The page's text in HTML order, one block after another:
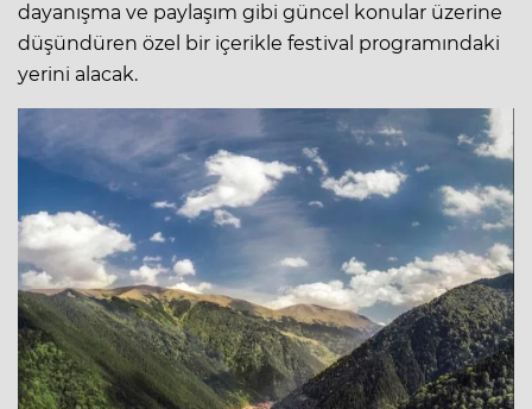
dayanışma ve paylaşım gibi güncel konular üzerine
düşündüren özel bir içerikle festival programındaki
yerini alacak.